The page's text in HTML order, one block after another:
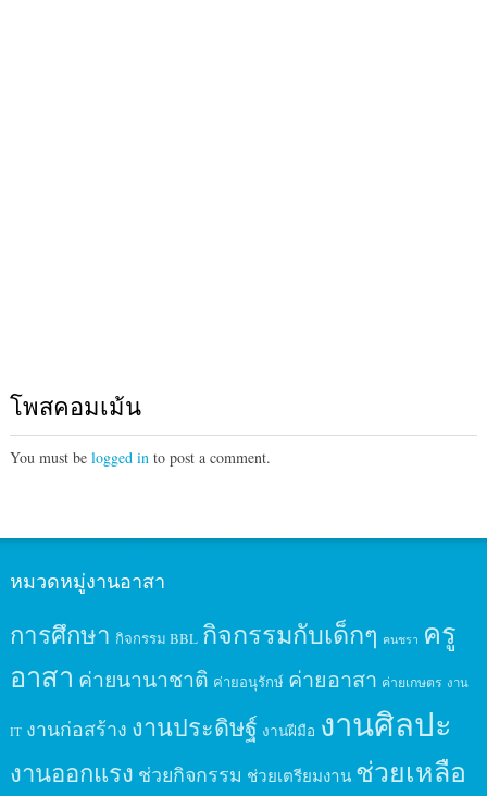
โพสคอมเม้น
You must be logged into post a comment.
หมวดหมู่งานอาสา
การศึกษา กิจกรรม BBL กิจกรรมกับเด็กๆ คนชรา ครู
อาสา ค่ายนานาชาติ ค่ายอนุรักษ์ ค่ายอาสา ค่ายเกษตร งาน
IT งานก่อสร้าง งานประดิษฐ์ งานฝีมือ งานศิลปะ
งานออกแรง ช่วยกิจกรรม ช่วยเตรียมงาน ช่วยเหลือ